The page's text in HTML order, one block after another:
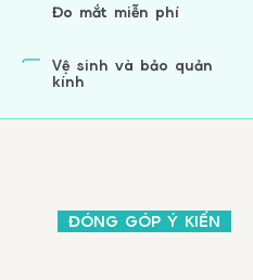
Đo mắt miễn phí
Vệ sinh và bảo quản
kính
ĐÓNG GÓP Ý KIẾN